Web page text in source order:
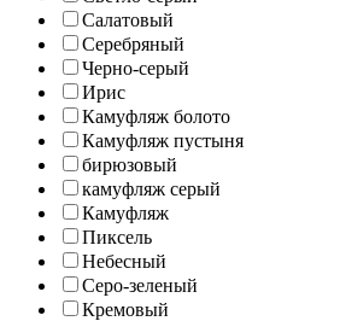
Салатовый
Серебряный
Черно-серый
Ирис
Камуфляж болото
Камуфляж пустыня
бирюзовый
камуфляж серый
Камуфляж
Пиксель
Небесный
Серо-зеленый
Кремовый